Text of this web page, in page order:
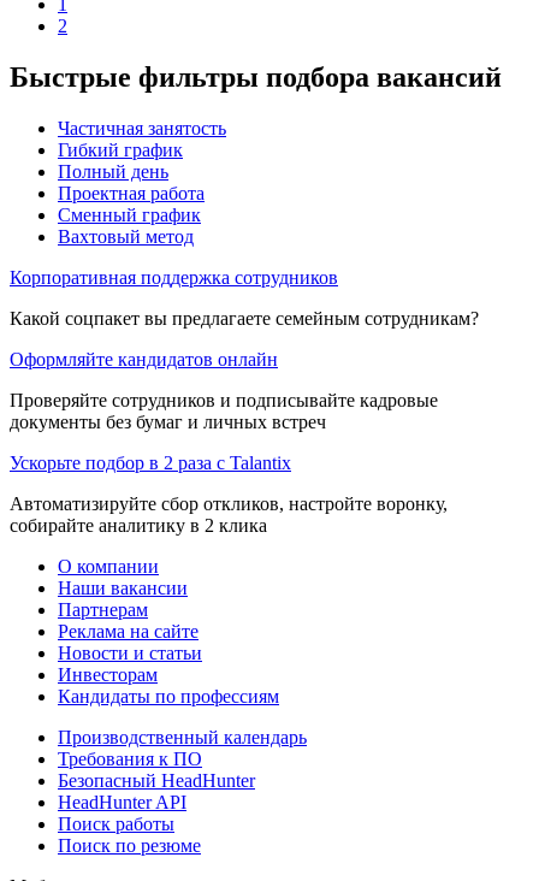
2
Быстрые фильтры подбора вакансий
Частичная занятость
Гибкий график
Полный день
Проектная работа
Сменный график
Вахтовый метод
Корпоративная поддержка сотрудников
Какой соцпакет вы предлагаете семейным сотрудникам?
Оформляйте кандидатов онлайн
Проверяйте сотрудников и подписывайте кадровые
документы без бумаг и личных встреч
Ускорьте подбор в 2 раза с Talantix
Автоматизируйте сбор откликов, настройте воронку,
собирайте аналитику в 2 клика
О компании
Наши вакансии
Партнерам
Реклама на сайте
Новости и статьи
Инвесторам
Кандидаты по профессиям
Производственный календарь
Требования к ПО
Безопасный HeadHunter
HeadHunter API
Поиск работы
Поиск по резюме